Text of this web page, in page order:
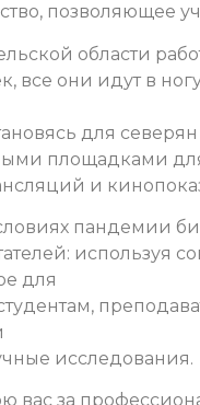
позволяющее
области
все они идут в
для
площадками
и
пандемии
используя
для
исследования.
вас за